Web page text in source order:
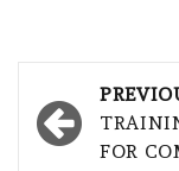
Post
FOR